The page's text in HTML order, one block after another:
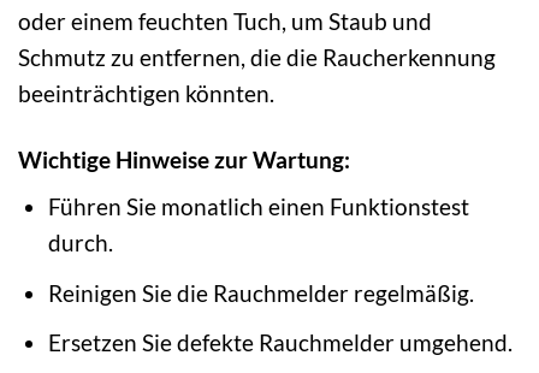
oder einem feuchten Tuch, um Staub und
Schmutz zu entfernen, die die Raucherkennung
beeinträchtigen könnten.
Wichtige Hinweise zur Wartung:
Führen Sie monatlich einen Funktionstest
durch.
Reinigen Sie die Rauchmelder regelmäßig.
Ersetzen Sie defekte Rauchmelder umgehend.